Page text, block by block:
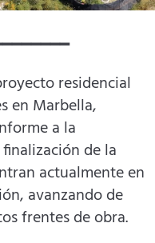
residencial
en Marbella,
a la
de la
actualmente en
avanzando de
frentes de obra.